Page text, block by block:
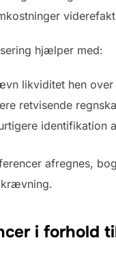
hjælper med:
likviditet hen over
retvisende
identifikation
afregnes,
i forhold